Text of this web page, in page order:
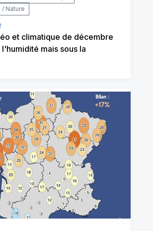
/ Nature
et climatique de décembre
l'humidité mais sous la